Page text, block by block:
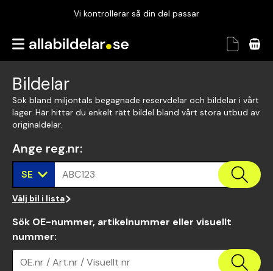
Vi kontrollerar så din del passar
Garanterad passform
Bildelar
Sök bland miljontals begagnade reservdelar och bildelar i vårt
lager. Här hittar du enkelt rätt bildel bland vårt stora utbud av
originaldelar.
Ange reg.nr:
SE ABC123
Välj bil i lista
Sök OE-nummer, artikelnummer eller visuellt
nummer:
OE.nr / Art.nr / Visuellt nr